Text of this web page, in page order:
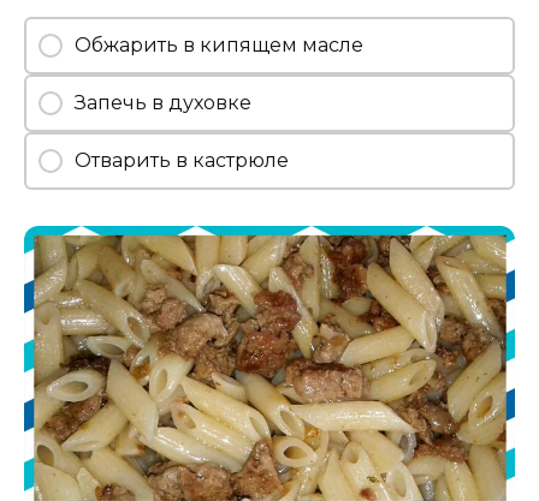
Обжарить в кипящем масле
Запечь в духовке
Отварить в кастрюле